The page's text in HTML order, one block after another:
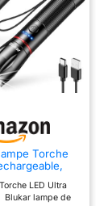
Torche
de Poche
Puissante
LED Ultra
Blukar lampe de